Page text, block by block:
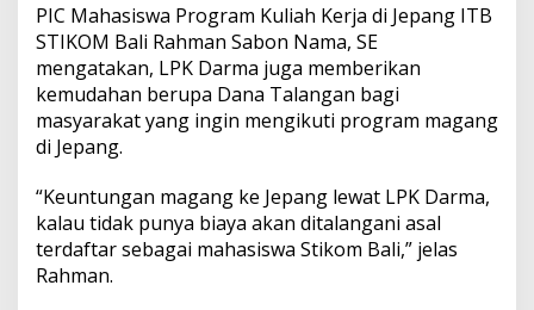
PIC Mahasiswa Program Kuliah Kerja di Jepang ITB
STIKOM Bali Rahman Sabon Nama, SE
mengatakan, LPK Darma juga memberikan
kemudahan berupa Dana Talangan bagi
masyarakat yang ingin mengikuti program magang
di Jepang.
“Keuntungan magang ke Jepang lewat LPK Darma,
kalau tidak punya biaya akan ditalangani asal
terdaftar sebagai mahasiswa Stikom Bali,” jelas
Rahman.